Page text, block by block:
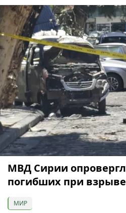
МВД Сирии
погибших при
МИР